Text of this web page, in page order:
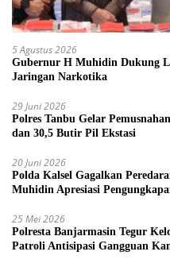
5 Agustus 2026
Gubernur H Muhidin Dukung
Jaringan Narkotika
29 Juni 2026
Polres Tanbu Gelar
dan 30,5 Butir Pil Ekstasi
20 Juni 2026
Polda Kalsel Gagalkan
Muhidin Apresiasi
25 Mei 2026
Polresta Banjarmasin Tegur
Patroli Antisipasi Gangguan